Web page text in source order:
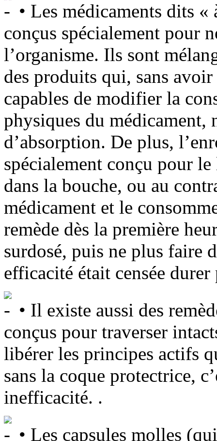
• Les médicaments dits
conçus spécialement pour
l’organisme. Ils sont
des produits qui, sans
capables de modifier la
physiques du médicament,
d’absorption. De plus,
spécialement conçu pour
dans la bouche, ou au
médicament et le
remède dès la première
surdosé, puis ne plus faire
efficacité était censée
• Il existe aussi des
conçus pour traverser
libérer les principes actifs
sans la coque protectrice,
inefficacité. .
• Les capsules molles